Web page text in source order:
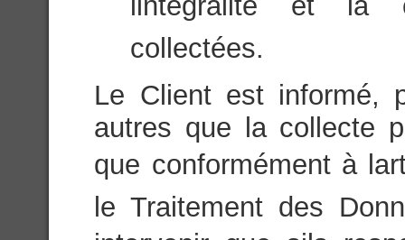
collectées.
Le Client est informé,
autres que la collecte
que conformément à
le Traitement des